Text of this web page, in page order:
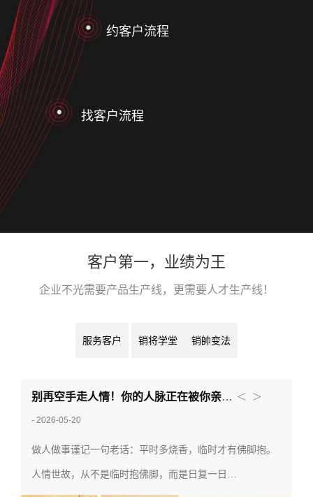
找客户流程
约客户流程
客户第一，业绩为王
企业不光需要产品生产线，更需要人才生产线！
服务客户 销将学堂 销帥变法
66期《销帥变法》课程花絮 | 以实战铸帅才，以体系破增长
- 2026-05-18
热血集结，实战赋能！第66期《销帥变法》课程圆满落
幕，来自各地的企业家、管理者、销售负责人齐…
< >